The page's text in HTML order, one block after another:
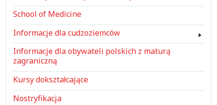
School of Medicine
Informacje dla cudzoziemców
Informacje dla obywateli polskich z maturą
zagraniczną
Kursy dokształcające
Nostryfikacja